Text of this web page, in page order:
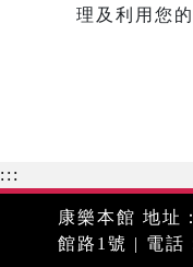
理及利用您
:::
康樂本館 地址
館路1號 | 電話